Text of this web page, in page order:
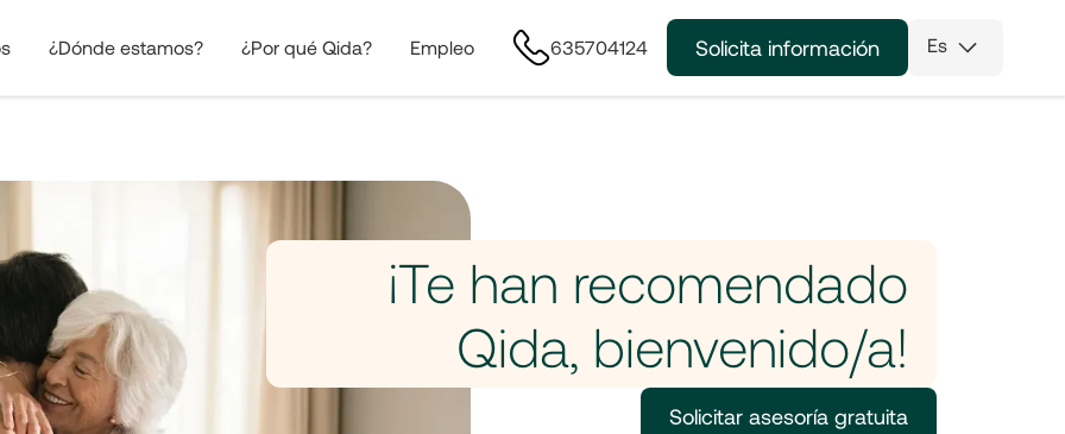
¿Dónde estamos? ¿Por qué Qida? Empleo 635704124 Solicita información Es
¡Te han recomendado
Qida, bienvenido/a!
Solicitar asesoría gratuita